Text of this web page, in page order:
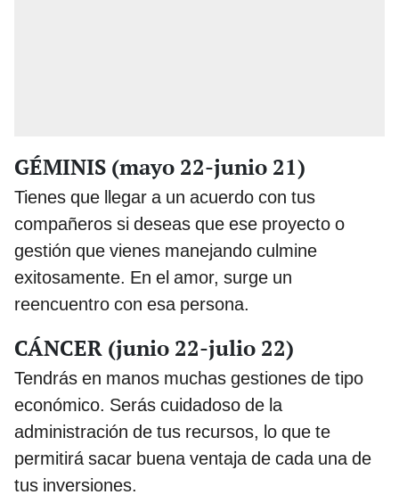
GÉMINIS (mayo 22-junio 21)
Tienes que llegar a un acuerdo con tus
compañeros si deseas que ese proyecto o
gestión que vienes manejando culmine
exitosamente. En el amor, surge un
reencuentro con esa persona.
CÁNCER (junio 22-julio 22)
Tendrás en manos muchas gestiones de tipo
económico. Serás cuidadoso de la
administración de tus recursos, lo que te
permitirá sacar buena ventaja de cada una de
tus inversiones.